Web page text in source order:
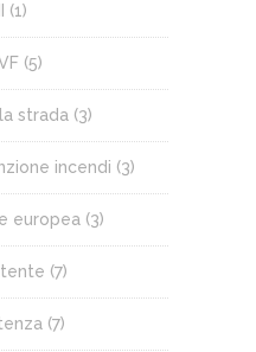
(1)
(5)
strada (3)
incendi (3)
europea (3)
(7)
(7)